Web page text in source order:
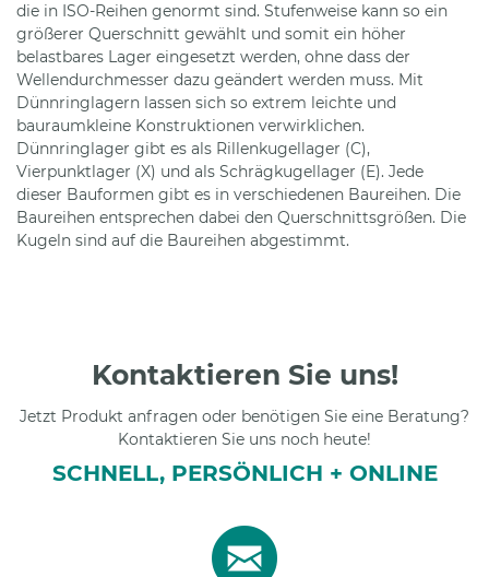
die in ISO-Reihen genormt sind. Stufenweise kann so ein
größerer Querschnitt gewählt und somit ein höher
belastbares Lager eingesetzt werden, ohne dass der
Wellendurchmesser dazu geändert werden muss. Mit
Dünnringlagern lassen sich so extrem leichte und
bauraumkleine Konstruktionen verwirklichen.
Dünnringlager gibt es als Rillenkugellager (C),
Vierpunktlager (X) und als Schrägkugellager (E). Jede
dieser Bauformen gibt es in verschiedenen Baureihen. Die
Baureihen entsprechen dabei den Querschnittsgrößen. Die
Kugeln sind auf die Baureihen abgestimmt.
Kontaktieren Sie uns!
Jetzt Produkt anfragen oder benötigen Sie eine Beratung?
Kontaktieren Sie uns noch heute!
SCHNELL, PERSÖNLICH + ONLINE